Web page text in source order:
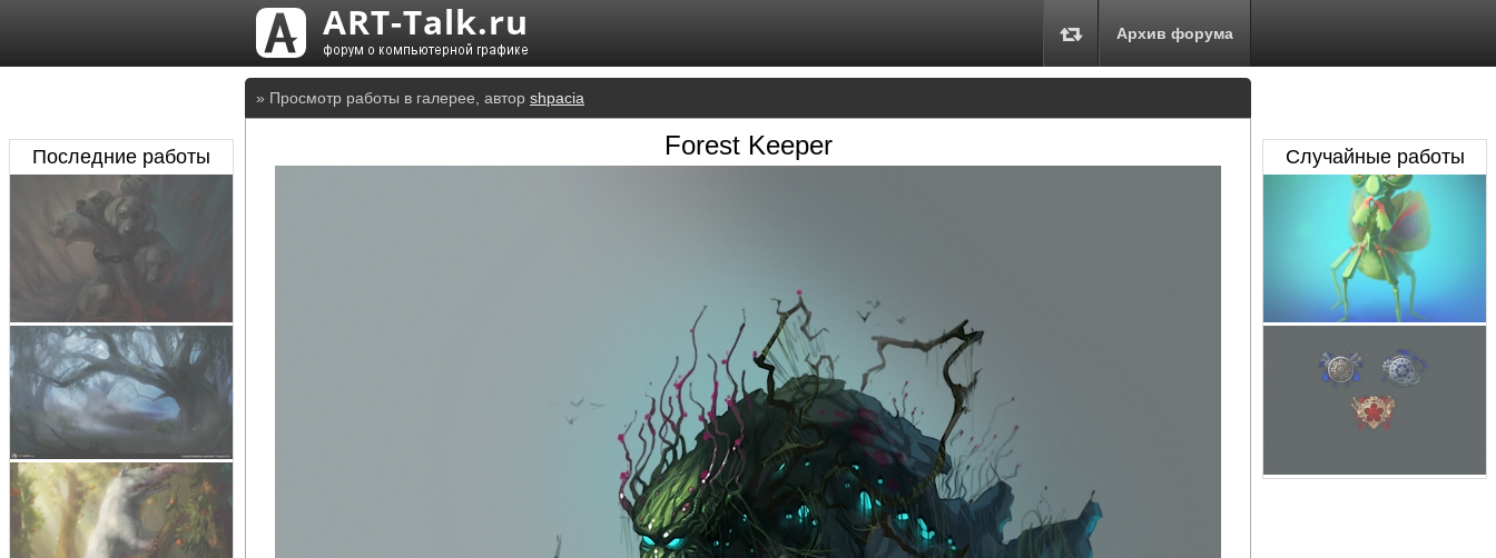
Архив форума
» Просмотр работы в галерее, автор shpacia
Forest Keeper
Последние работы Случайные работы